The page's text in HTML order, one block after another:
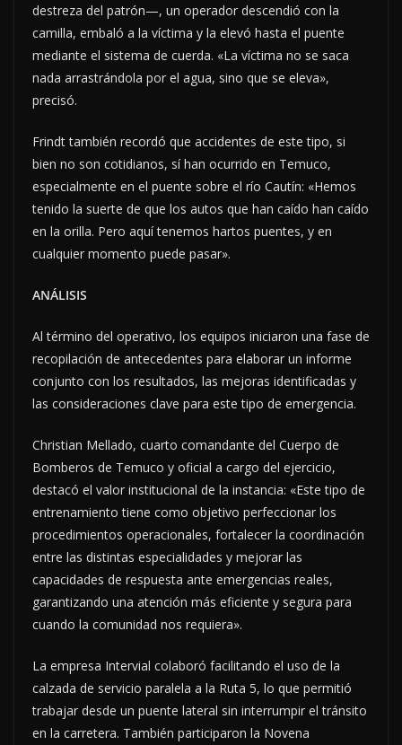
destreza del patrón—, un operador descendió con la
camilla, embaló a la víctima y la elevó hasta el puente
mediante el sistema de cuerda. «La víctima no se saca
nada arrastrándola por el agua, sino que se eleva»,
precisó.
Frindt también recordó que accidentes de este tipo, si
bien no son cotidianos, sí han ocurrido en Temuco,
especialmente en el puente sobre el río Cautín: «Hemos
tenido la suerte de que los autos que han caído han caído
en la orilla. Pero aquí tenemos hartos puentes, y en
cualquier momento puede pasar».
ANÁLISIS
Al término del operativo, los equipos iniciaron una fase de
recopilación de antecedentes para elaborar un informe
conjunto con los resultados, las mejoras identificadas y
las consideraciones clave para este tipo de emergencia.
Christian Mellado, cuarto comandante del Cuerpo de
Bomberos de Temuco y oficial a cargo del ejercicio,
destacó el valor institucional de la instancia: «Este tipo de
entrenamiento tiene como objetivo perfeccionar los
procedimientos operacionales, fortalecer la coordinación
entre las distintas especialidades y mejorar las
capacidades de respuesta ante emergencias reales,
garantizando una atención más eficiente y segura para
cuando la comunidad nos requiera».
La empresa Intervial colaboró facilitando el uso de la
calzada de servicio paralela a la Ruta 5, lo que permitió
trabajar desde un puente lateral sin interrumpir el tránsito
en la carretera. También participaron la Novena